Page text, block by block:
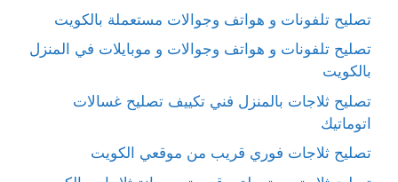
تصليح تلفونات و هواتف وجوالات مستعملة بالكويت
تصليح تلفونات و هواتف وجوالات و موبايلات في المنزل
بالكويت
تصليح ثلاجات بالمنزل فني تكييف تصليح غسالات
اتوماتيك
تصليح ثلاجات فوري قريب من موقعي الكويت